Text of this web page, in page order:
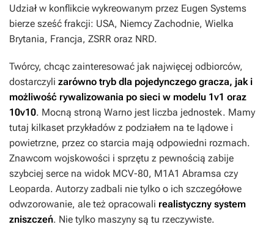
Udział w konflikcie wykreowanym przez Eugen Systems
bierze sześć frakcji: USA, Niemcy Zachodnie, Wielka
Brytania, Francja, ZSRR oraz NRD.
Twórcy, chcąc zainteresować jak najwięcej odbiorców,
dostarczyli zarówno tryb dla pojedynczego gracza, jak i
możliwość rywalizowania po sieci w modelu 1v1 oraz
10v10. Mocną stroną Warno jest liczba jednostek. Mamy
tutaj kilkaset przykładów z podziałem na te lądowe i
powietrzne, przez co starcia mają odpowiedni rozmach.
Znawcom wojskowości i sprzętu z pewnością zabije
szybciej serce na widok MCV-80, M1A1 Abramsa czy
Leoparda. Autorzy zadbali nie tylko o ich szczegółowe
odwzorowanie, ale też opracowali realistyczny system
zniszczeń. Nie tylko maszyny są tu rzeczywiste.